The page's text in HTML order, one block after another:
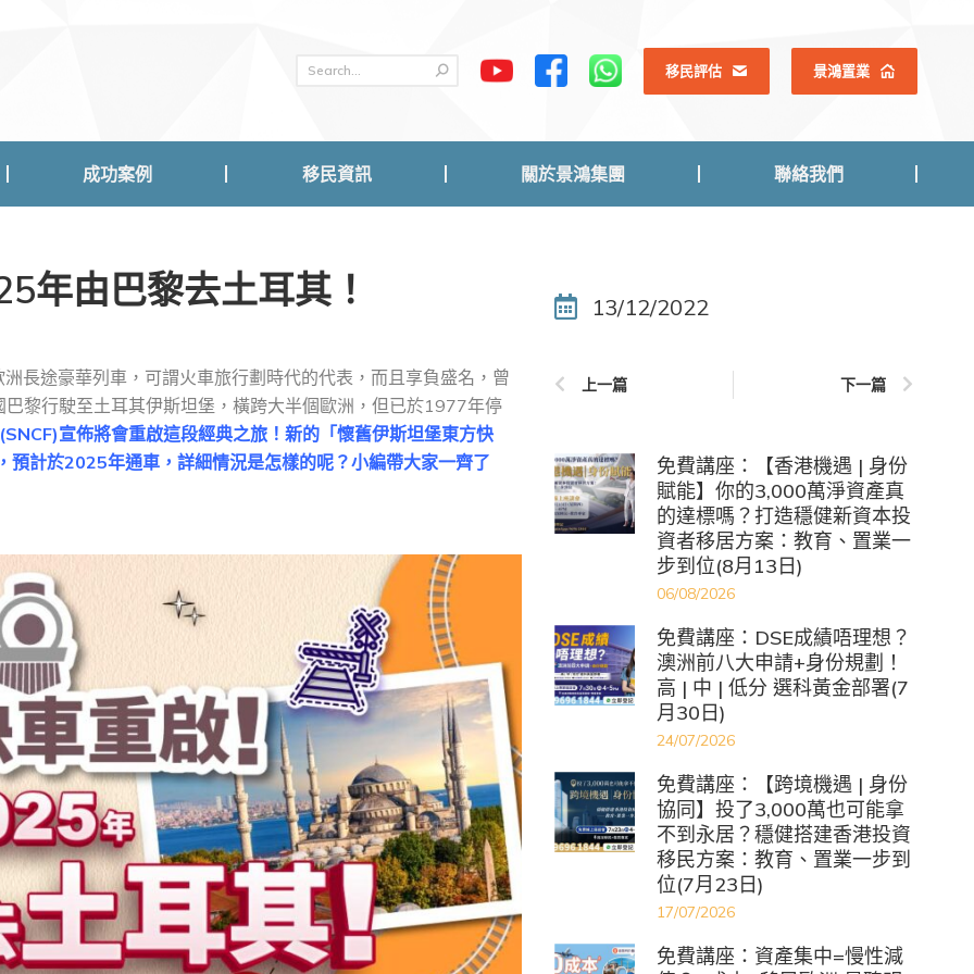
移民評估 景鴻置業
成功案例 移民資訊 關於景鴻集團 聯絡我們
年由巴黎去土耳其！
長途豪華列車，可謂火車旅行劃時代的代表，而且享負盛名，曾
黎行駛至土耳其伊斯坦堡，橫跨大半個歐洲，但已於1977年停
宣佈將會重啟這段經典之旅！新的「懷舊伊斯坦堡東方快
於2025年通車，詳細情況是怎樣的呢？小編帶大家一齊了
13/12/2022
上一篇 下一篇
免費講座：【香港機遇 | 身份
賦能】你的3,000萬淨資產真
的達標嗎？打造穩健新資本投
資者移居方案：教育、置業一
步到位(8月13日)
06/08/2026
免費講座：DSE成績唔理想？
澳洲前八大申請+身份規劃！
高 | 中 | 低分 選科黃金部署(7
月30日)
24/07/2026
免費講座：【跨境機遇 | 身份
協同】投了3,000萬也可能拿
不到永居？穩健搭建香港投資
移民方案：教育、置業一步到
位(7月23日)
17/07/2026
免費講座：資產集中=慢性減